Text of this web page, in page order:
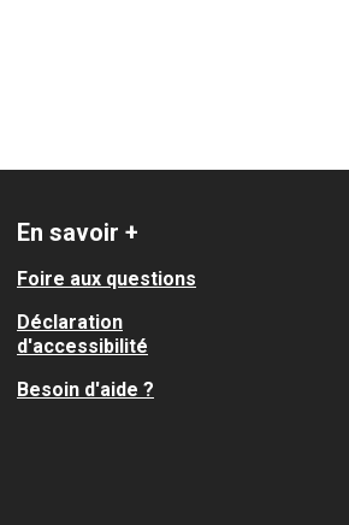
En savoir +
Foire aux questions
Déclaration
d'accessibilité
Besoin d'aide ?